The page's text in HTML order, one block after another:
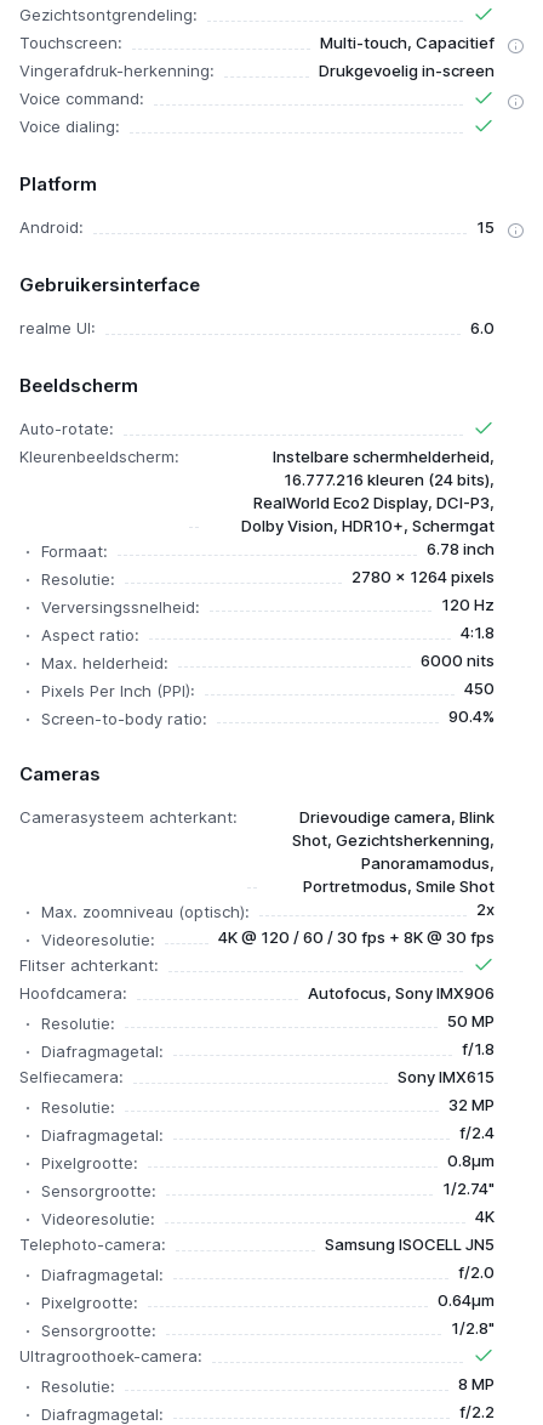
Gezichtsontgrendeling:
Touchscreen:
Multi-touch, Capacitief
Vingerafdruk-herkenning:
Drukgevoelig in-screen
Voice command:
Voice dialing:
Platform
Android: 15
Gebruikersinterface
realme UI: 6.0
Beeldscherm
Auto-rotate:
Kleurenbeeldscherm:
Instelbare schermhelderheid,
16.777.216 kleuren (24 bits),
RealWorld Eco2 Display, DCI-P3,
Dolby Vision, HDR10+, Schermgat
Formaat:
6.78 inch
Resolutie:
2780 x 1264 pixels
Verversingssnelheid:
120 Hz
Aspect ratio:
4:1.8
Max. helderheid:
6000 nits
Pixels Per Inch (PPI):
450
Screen-to-body ratio:
90.4%
Cameras
Camerasysteem achterkant:
Drievoudige camera, Blink
Shot, Gezichtsherkenning,
Panoramamodus,
Portretmodus, Smile Shot
Max. zoomniveau (optisch):
2x
Videoresolutie:
4K @ 120 / 60 / 30 fps + 8K @ 30 fps
Flitser achterkant:
Hoofdcamera:
Autofocus, Sony IMX906
Resolutie:
50 MP
Diafragmagetal:
f/1.8
Selfiecamera:
Sony IMX615
Resolutie:
32 MP
Diafragmagetal:
f/2.4
Pixelgrootte:
0.8µm
Sensorgrootte:
1/2.74"
Videoresolutie:
4K
Telephoto-camera:
Samsung ISOCELL JN5
Diafragmagetal:
f/2.0
Pixelgrootte:
0.64µm
Sensorgrootte:
1/2.8"
Ultragroothoek-camera:
Resolutie:
8 MP
Diafragmagetal:
f/2.2